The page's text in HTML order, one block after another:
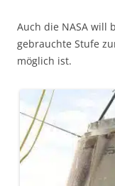
Auch die NASA will
gebrauchte Stufe
möglich ist.